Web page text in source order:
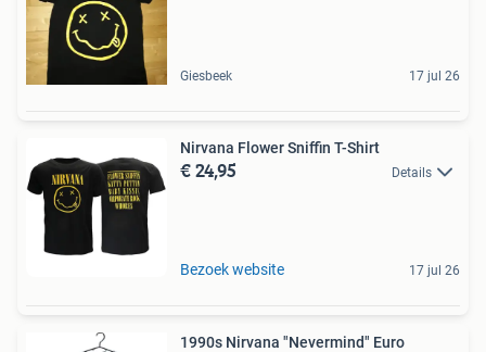
Giesbeek 17 jul 26
Nirvana Flower Sniffin T-Shirt
€ 24,95 Details
Bezoek website 17 jul 26
1990s Nirvana "Nevermind" Euro